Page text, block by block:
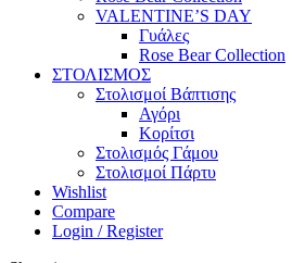
VALENTINE’S DAY
Γυάλες
Rose Bear Collection
ΣΤΟΛΙΣΜΟΣ
Στολισμοί Βάπτισης
Αγόρι
Κορίτσι
Στολισμός Γάμου
Στολισμοί Πάρτυ
Wishlist
Compare
Login / Register